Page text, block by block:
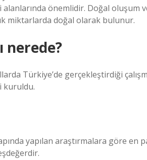
önemlidir. Doğal oluşum
miktarlarda doğal olarak bulunur.
nerede?
Türkiye’de gerçekleştirdiği
kuruldu.
yapılan araştırmalara göre en